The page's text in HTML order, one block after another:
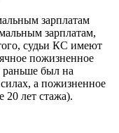
зарплатам
зарплатам,
судьи КС имеют
пожизненное
раньше был на
а пожизненное
20 лет стажа).